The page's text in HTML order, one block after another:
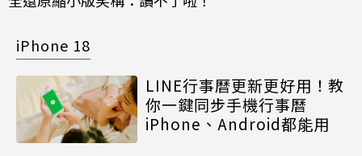
iPhone 18
LINE行事曆更新更好用！教
你一鍵同步手機行事曆
iPhone、Android都能用